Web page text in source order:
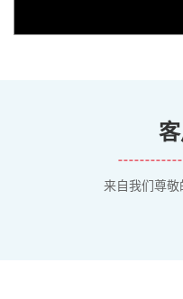
来自我们尊